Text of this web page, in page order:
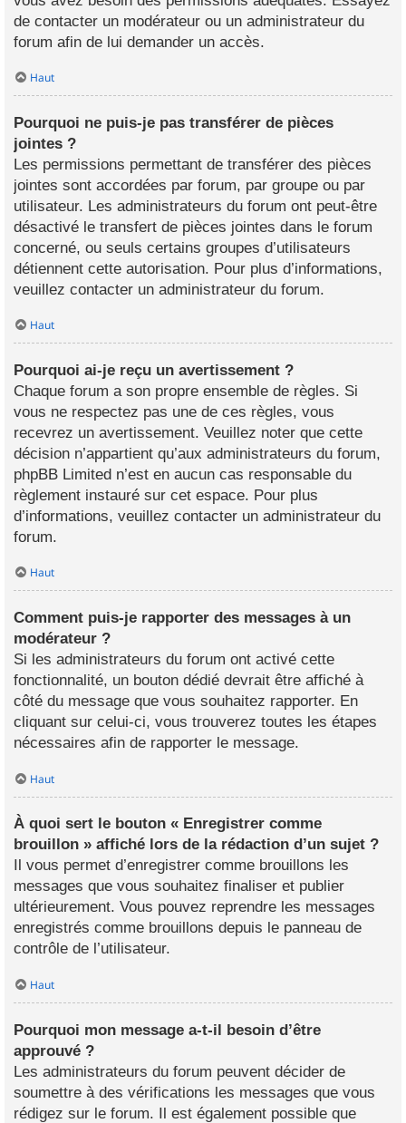
de contacter un modérateur ou un administrateur du
forum afin de lui demander un accès.
Haut
Pourquoi ne puis-je pas transférer de pièces
jointes ?
Les permissions permettant de transférer des pièces
jointes sont accordées par forum, par groupe ou par
utilisateur. Les administrateurs du forum ont peut-être
désactivé le transfert de pièces jointes dans le forum
concerné, ou seuls certains groupes d’utilisateurs
détiennent cette autorisation. Pour plus d’informations,
veuillez contacter un administrateur du forum.
Haut
Pourquoi ai-je reçu un avertissement ?
Chaque forum a son propre ensemble de règles. Si
vous ne respectez pas une de ces règles, vous
recevrez un avertissement. Veuillez noter que cette
décision n’appartient qu’aux administrateurs du forum,
phpBB Limited n’est en aucun cas responsable du
règlement instauré sur cet espace. Pour plus
d’informations, veuillez contacter un administrateur du
forum.
Haut
Comment puis-je rapporter des messages à un
modérateur ?
Si les administrateurs du forum ont activé cette
fonctionnalité, un bouton dédié devrait être affiché à
côté du message que vous souhaitez rapporter. En
cliquant sur celui-ci, vous trouverez toutes les étapes
nécessaires afin de rapporter le message.
Haut
À quoi sert le bouton « Enregistrer comme
brouillon » affiché lors de la rédaction d’un sujet ?
Il vous permet d’enregistrer comme brouillons les
messages que vous souhaitez finaliser et publier
ultérieurement. Vous pouvez reprendre les messages
enregistrés comme brouillons depuis le panneau de
contrôle de l’utilisateur.
Haut
Pourquoi mon message a-t-il besoin d’être
approuvé ?
Les administrateurs du forum peuvent décider de
soumettre à des vérifications les messages que vous
rédigez sur le forum. Il est également possible que